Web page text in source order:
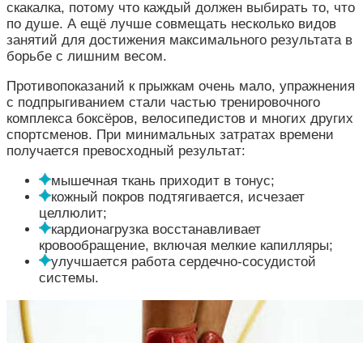
скакалка, потому что каждый должен выбирать то, что
по душе. А ещё лучше совмещать несколько видов
занятий для достижения максимального результата в
борьбе с лишним весом.
Противопоказаний к прыжкам очень мало, упражнения
с подпрыгиванием стали частью тренировочного
комплекса боксёров, велосипедистов и многих других
спортсменов. При минимальных затратах времени
получается превосходный результат:
мышечная ткань приходит в тонус;
кожный покров подтягивается, исчезает
целлюлит;
кардионагрузка восстанавливает
кровообращение, включая мелкие капилляры;
улучшается работа сердечно-сосудистой
системы.